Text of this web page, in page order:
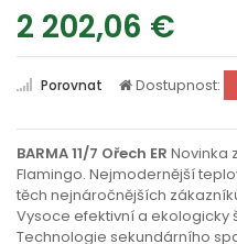
2 202,06 €
Porovnat Dostupnost:
BARMA 11/7 Ořech ER Novinka
Flamingo. Nejmodernější
těch nejnáročnějších
Vysoce efektivní a ekologicky
Technologie sekundárního